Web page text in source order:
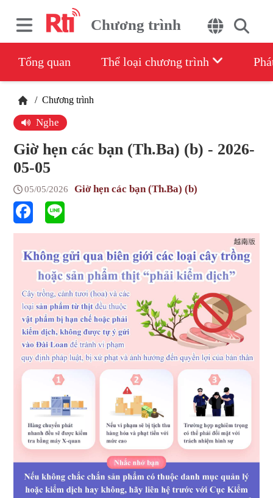
Chương trình
Tổng quan Thể loại chương trình
/ Chương trình
Nghe
Giờ hẹn các bạn (Th.Ba) (b) - 2026-
05-05
05/05/2026 Giờ hẹn các bạn (Th.Ba) (b)